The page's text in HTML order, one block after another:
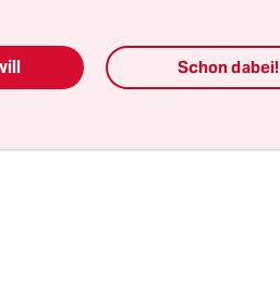
Schon dabei!